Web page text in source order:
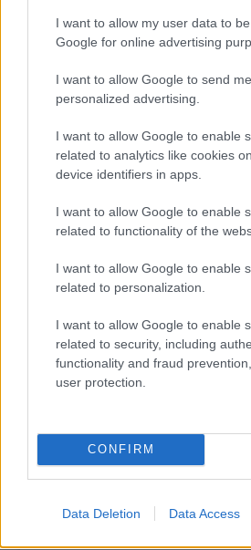
I want to allow my user data to
Google for online advertising
I want to allow Google to send me
personalized advertising.
I want to allow Google to enable
related to analytics like cookies
device identifiers in apps.
I want to allow Google to enable
related to functionality of the
I want to allow Google to enable
related to personalization.
I want to allow Google to enable
related to security, including
functionality and fraud
user protection.
CONFIRM
Data Deletion Data Access
MAGYAR ILLUSZTRÁTOR
AZ ÚJ STAR WARS
A bejegyzés trackback címe:
https://kulturpart.hu/api/
Kommentek:
A hozzászólások a vonatkozó jogszabályok
nem vállal, azokat nem ellenőrzi. Kifogás esetén
Részletek a Felhasználási feltételekben
Megdöbbentő fotók a
A 10 legütősebb
Megjöttek a